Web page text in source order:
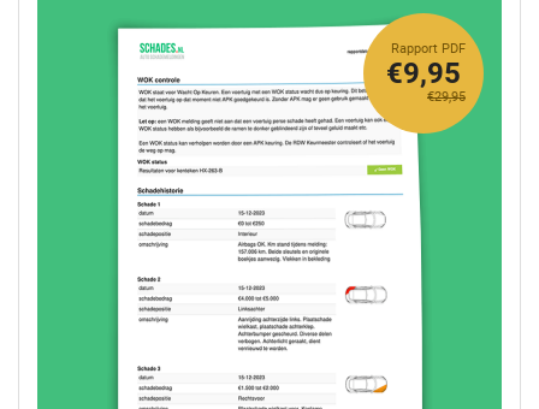
Rapport PDF
€29,95
€9,95